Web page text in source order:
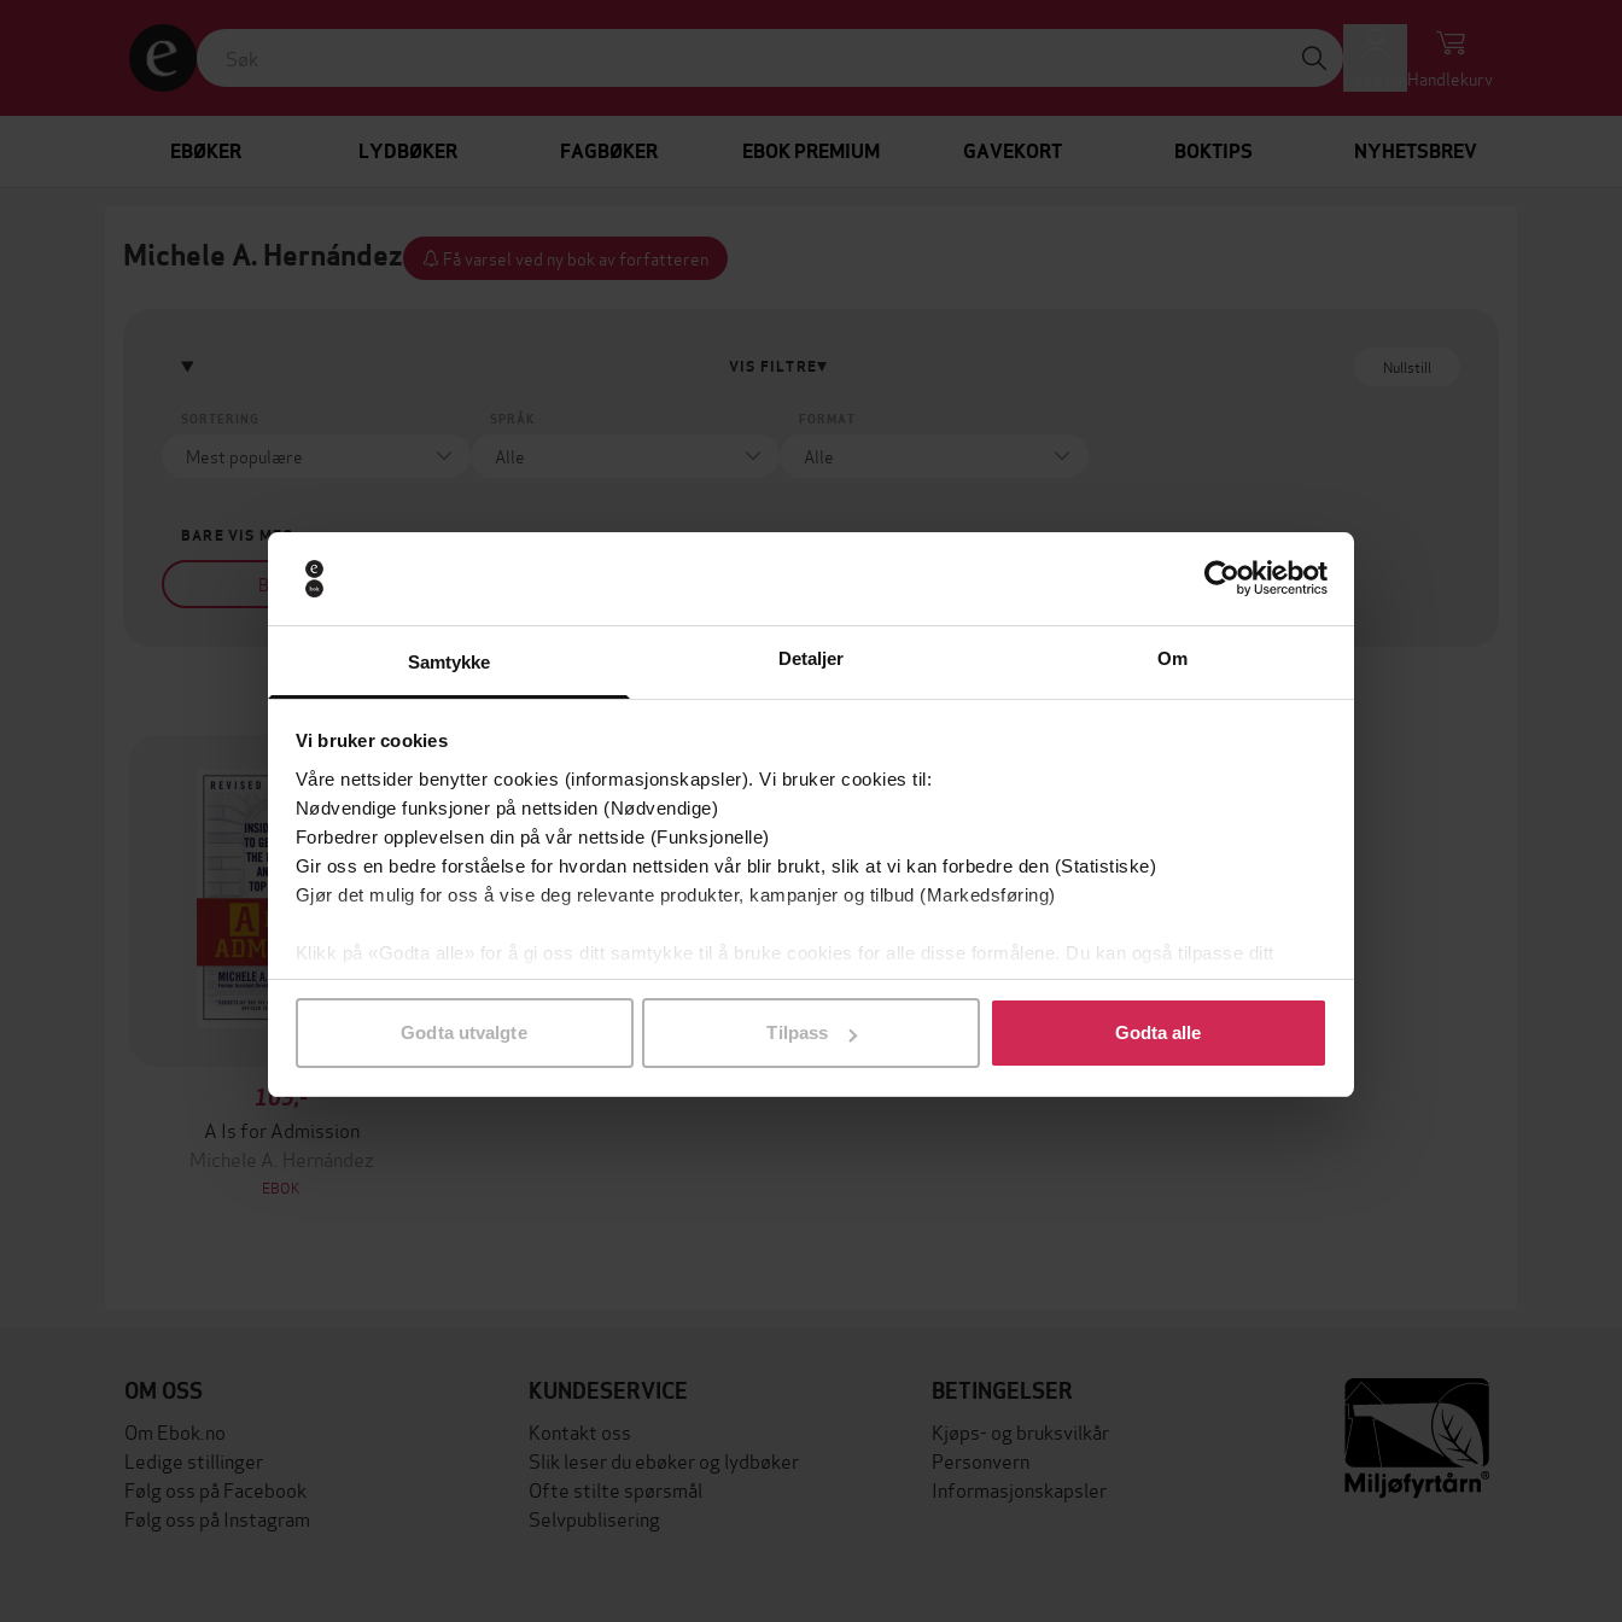
Samtykke Detaljer Om
Vi bruker cookies
Våre nettsider benytter cookies (informasjonskapsler). Vi bruker cookies til:
Nødvendige funksjoner på nettsiden (Nødvendige)
Forbedrer opplevelsen din på vår nettside (Funksjonelle)
Gir oss en bedre forståelse for hvordan nettsiden vår blir brukt, slik at vi kan forbedre den (Statistiske)
Gjør det mulig for oss å vise deg relevante produkter, kampanjer og tilbud (Markedsføring)
Klikk på «Godta alle» for å gi oss ditt samtykke til å bruke cookies for alle disse formålene. Du kan også tilpasse ditt
samtykke til spesifikke formål ved å klikke på «Tilpass». Du kan når som helst trekke tilbake eller endre ditt samtykke.
Godta utvalgte Tilpass Godta alle
Handlekurv
EBØKER LYDBØKER FAGBØKER EBOK PREMIUM GAVEKORT BOKTIPS NYHETSBREV
Michele A. Hernández Få varsel ved ny bok av forfatteren
VIS FILTRE Nullstill
BARE VIS MEG
Bøker på tilbud
109,-
A Is for Admission
Michele A. Hernández
EBOK
OM OSS
Om Ebok.no
Ledige stillinger
Følg oss på Facebook
Følg oss på Instagram
KUNDESERVICE
Kontakt oss
Slik leser du ebøker og lydbøker
Ofte stilte spørsmål
Selvpublisering
BETINGELSER
Kjøps- og bruksvilkår
Personvern
Informasjonskapsler